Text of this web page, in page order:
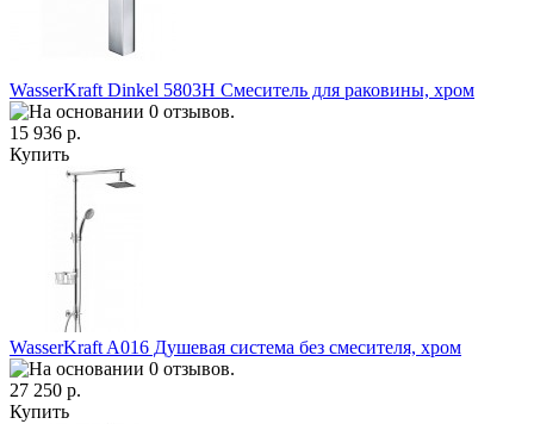
WasserKraft Dinkel 5803H Смеситель для раковины, хром
15 936 р.
Купить
WasserKraft A016 Душевая система без смесителя, хром
27 250 р.
Купить